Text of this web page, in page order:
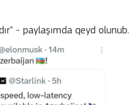
- paylaşımda qeyd olunub.